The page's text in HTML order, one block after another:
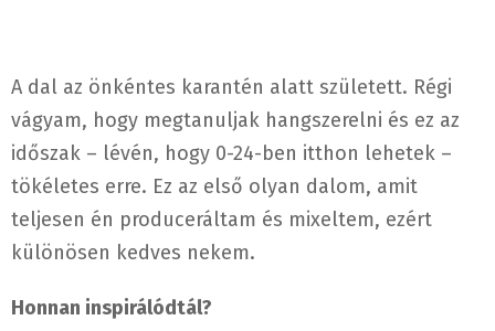
A dal az önkéntes karantén alatt született. Régi
vágyam, hogy megtanuljak hangszerelni és ez az
időszak – lévén, hogy 0-24-ben itthon lehetek –
tökéletes erre. Ez az első olyan dalom, amit
teljesen én produceráltam és mixeltem, ezért
különösen kedves nekem.
Honnan inspirálódtál?